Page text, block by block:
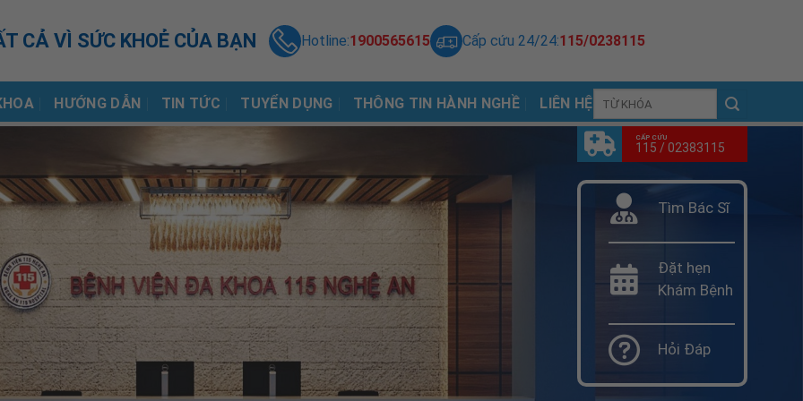
CẢ VÌ SỨC KHOẺ CỦA BẠN Hotline:1900565615 Cấp cứu 24/24:115/0238115
HƯỚNG DẪN TIN TỨC TUYỂN DỤNG THÔNG TIN HÀNH NGHỀ LIÊN HỆ
CẤP CỨU
115 / 02383115
Tìm Bác Sĩ
Đặt hẹn
Khám Bệnh
Hỏi Đáp